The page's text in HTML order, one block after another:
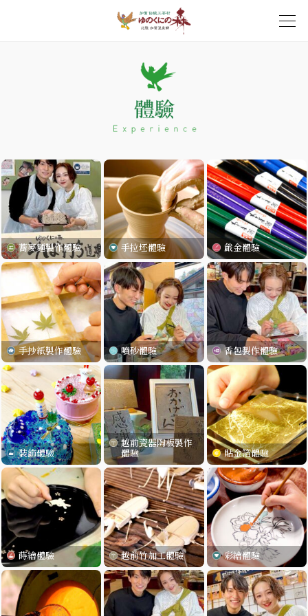
蕎麥麵製作體驗
蕎麥麵製作體驗
手拉坯體驗
手拉坯體驗
戧金體驗
戧金體驗
手抄紙製作體驗
手抄紙製作體驗
噴砂體驗
噴砂體驗
香包製作體驗
香包製作體驗
裝飾體驗
裝飾體驗
貼金箔體驗
貼金箔體驗
越前瓷器陶板製作
體驗
越前瓷器陶板製作
體驗
蒔繪體驗
蒔繪體驗
越前竹加工體驗
越前竹加工體驗
彩繪體驗
彩繪體驗